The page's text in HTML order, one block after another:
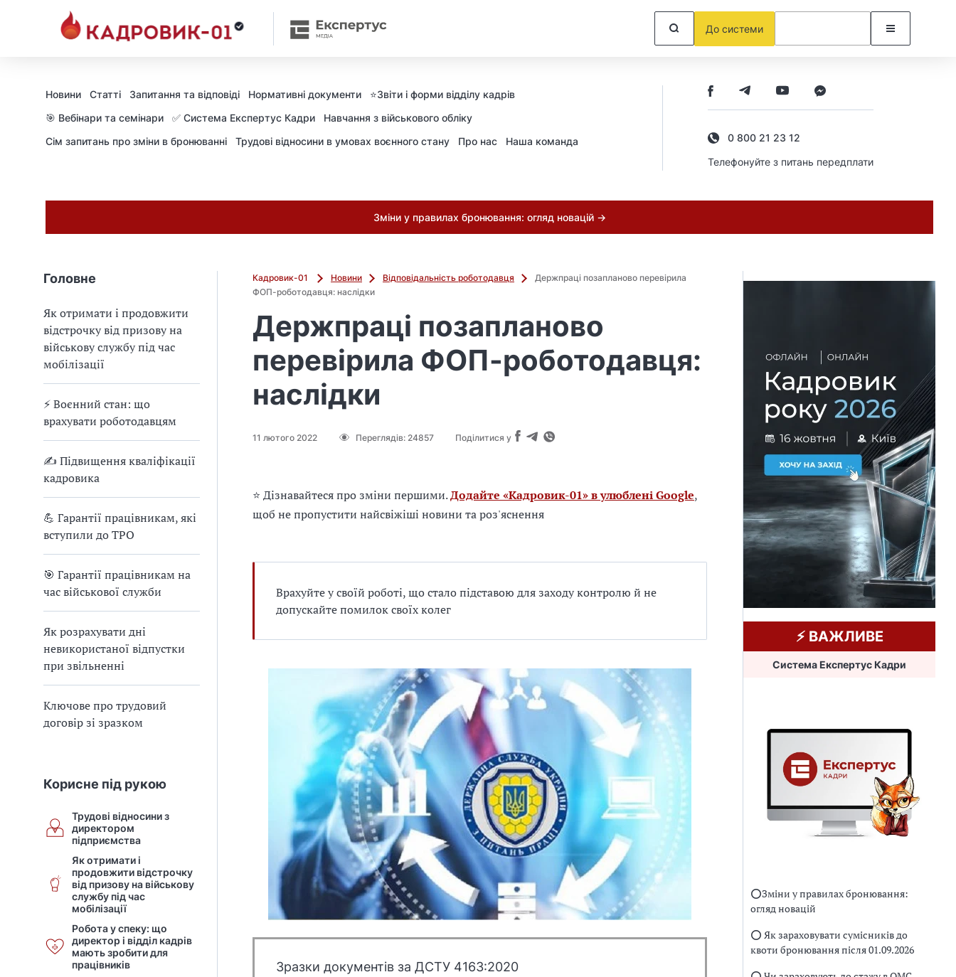
До системи
Новини Статті Запитання та відповіді Нормативні документи
⭐️Звіти і форми відділу кадрів
🎯 Вебінари та семінари
✅ Система Експертус Кадри
Навчання з військового обліку
Сім запитань про зміни в бронюванні
Трудові відносини в умовах воєнного стану Про нас Наша команда
0 800 21 23 12
Телефонуйте з питань передплати
Зміни у правилах бронювання: огляд новацій →
Головне
Як отримати і продовжити
відстрочку від призову на
військову службу під час
мобілізації
⚡ Воєнний стан: що
врахувати роботодавцям
✍ Підвищення кваліфікації
кадровика
💪 Гарантії працівникам, які
вступили до ТРО
🎯 Гарантії працівникам на
час військової служби
Як розрахувати дні
невикористаної відпустки
при звільненні
Ключове про трудовий
договір зі зразком
Корисне під рукою
Трудові відносини з
директором
підприємства
Як отримати і
продовжити відстрочку
від призову на військову
службу під час
мобілізації
Робота у спеку: що
директор і відділ кадрів
мають зробити для
працівників
Кадровик-01 Новини Відповідальність роботодавця
Держпраці позапланово перевірила
ФОП-роботодавця: наслідки
Держпраці позапланово
перевірила ФОП-роботодавця:
наслідки
11 лютого 2022 Переглядів: 24857 Поділитися у
⭐ Дізнавайтеся про зміни першими.Додайте «Кадровик-01» в улюблені Google,
щоб не пропустити найсвіжіші новини та роз'яснення
Врахуйте у своїй роботі, що стало підставою для заходу контролю й не
допускайте помилок своїх колег
Зразки документів за ДСТУ 4163:2020
⚡️ ВАЖЛИВЕ
Система Експертус Кадри
⭕️Зміни у правилах бронювання:
огляд новацій
⭕️ Як зараховувати сумісників до
квоти бронювання після 01.09.2026